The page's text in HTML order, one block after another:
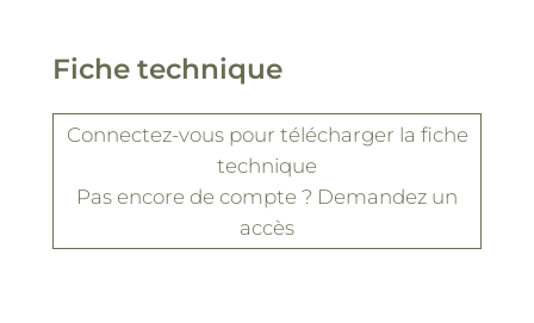
Fiche technique
Connectez-vouspour télécharger la fiche
technique
Pas encore de compte ? Demandez un
accès